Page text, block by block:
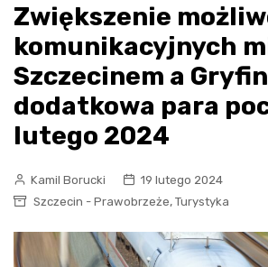
Zwiększenie
komunikacyjnych
Szczecinem a
dodatkowa para
lutego 2024
Kamil Borucki
19 lutego 2024
Szczecin - Prawobrzeże, Turystyka